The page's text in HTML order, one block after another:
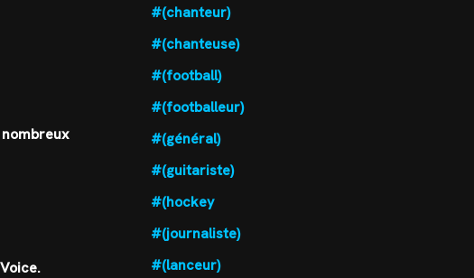
#(chanteur)
#(chanteuse)
#(football)
#(footballeur)
#(général)
#(guitariste)
#(hockey
#(journaliste)
#(lanceur)